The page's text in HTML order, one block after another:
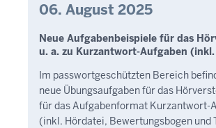
06. August 2025
Neue Aufgabenbeispiele für das
u. a. zu Kurzantwort-Aufgaben
Im passwortgeschützten Bereich
neue Übungsaufgaben für das
für das Aufgabenformat Kurzantwort-
(inkl. Hördatei, Bewertungsbogen und